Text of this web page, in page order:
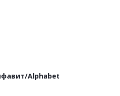
Alphabet